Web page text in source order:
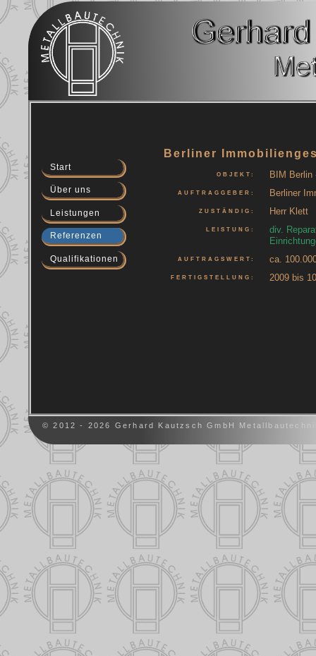
Start
Über uns
Leistungen
Referenzen
Qualifikationen
Berliner
OBJEKT: BIM Berlin
AUFTRAGGEBER: Berliner
ZUSTÄNDIG: Herr Klett
LEISTUNG:
div.
AUFTRAGSWERT: ca.
FERTIGSTELLUNG: 2009 bis
© 2012 - 2026 Gerhard Kautzsch GmbH